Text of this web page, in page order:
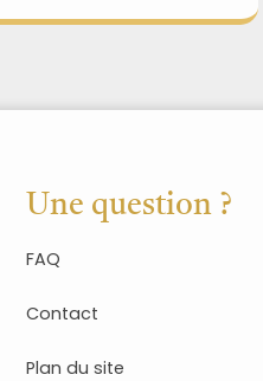
Une question ?
FAQ
Contact
Plan du site